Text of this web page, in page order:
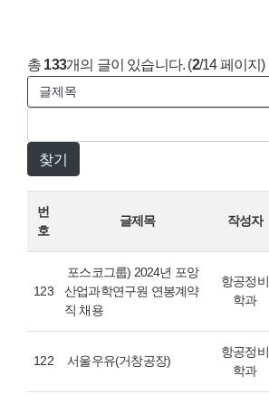
총 133개의 글이 있습니다. (2/14 페이지)
번
호
글제목 작성자
123
포스코그룹) 2024년 포앙
산업과학연구원 연봉계약
직 채용
항공정비
학과
122 서울우유(거창공장)
항공정비
학과